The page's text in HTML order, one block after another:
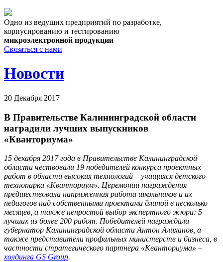
Одно из ведущих предприятий по разработке,
корпусированию и тестированию
микроэлектронной продукции
Связаться с нами
Новости
20 Декабря 2017
В Правительстве Калининградской области
наградили лучших выпускников
«Кванториума»
15 декабря 2017 года в Правительстве Калининградской
области чествовали 19 победителей конкурса проектных
работ в области высоких технологий – учащихся детского
технопарка «Кванториум». Церемонии награждения
предшествовала напряженная работа школьников и их
педагогов над собственными проектами длиной в несколько
месяцев, а также непростой выбор экспертного жюри: 5
лучших из более 200 работ. Победителей награждали
губернатор Калининградской области Антон Алиханов, а
также представители профильных министерств и бизнеса, в
частности стратегического партнера «Кванториума» –
холдинга GS Group.